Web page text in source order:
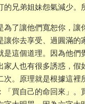
的兄弟姐妹怨氣減少。
為了讓他們寬恕你，讓
讓你去享受、過圓滿的
是這個道理。因為他
家人也有很多誘惑，
次。原理就是根據這裡
「買自己的命回來」。